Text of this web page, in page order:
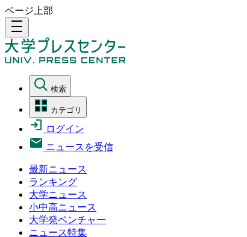
ページ上部
density_medium
検索
カテゴリ
ログイン
ニュースを受信
最新ニュース
ランキング
大学ニュース
小中高ニュース
大学発ベンチャー
ニュース特集